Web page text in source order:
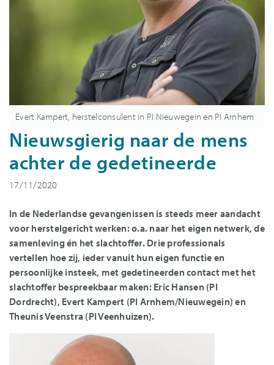
Evert Kampert, herstelconsulent in PI Nieuwegein en PI Arnhem
Nieuwsgierig naar de mens
achter de gedetineerde
17/11/2020
In de Nederlandse gevangenissen is steeds meer aandacht
voor herstelgericht werken: o.a. naar het eigen netwerk, de
samenleving én het slachtoffer. Drie professionals
vertellen hoe zij, ieder vanuit hun eigen functie en
persoonlijke insteek, met gedetineerden contact met het
slachtoffer bespreekbaar maken: Eric Hansen (PI
Dordrecht), Evert Kampert (PI Arnhem/Nieuwegein) en
Theunis Veenstra (PI Veenhuizen).